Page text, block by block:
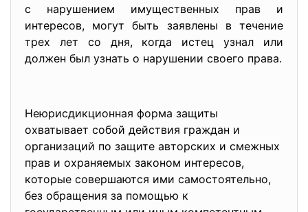
с нарушением имущественных прав и
интересов, могут быть заявлены в течение
трех лет со дня, когда истец узнал или
должен был узнать о нарушении своего права.
Неюрисдикционная форма защиты
охватывает собой действия граждан и
организаций по защите авторских и смежных
прав и охраняемых законом интересов,
которые совершаются ими самостоятельно,
без обращения за помощью к